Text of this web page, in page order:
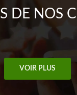
DE NOS
VOIR PLUS